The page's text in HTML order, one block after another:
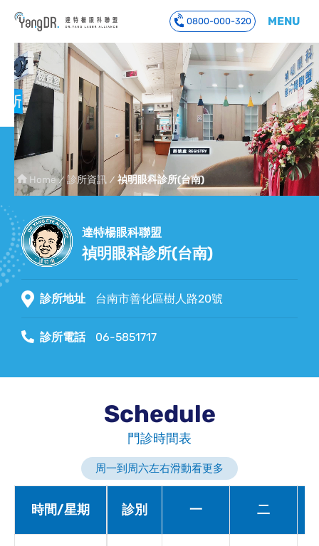
到主要內容
0800-000-320 MENU
Home 診所資訊 禎明眼科診所(台南)
達特楊眼科聯盟
禎明眼科診所(台南)
診所地址 台南市善化區樹人路20號
診所電話 06-5851717
Schedule
門診時間表
周一到周六左右滑動看更多
時間/星期 診別 一 二